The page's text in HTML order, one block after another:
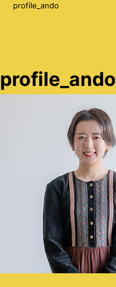
n
profile_ando
profile_ando